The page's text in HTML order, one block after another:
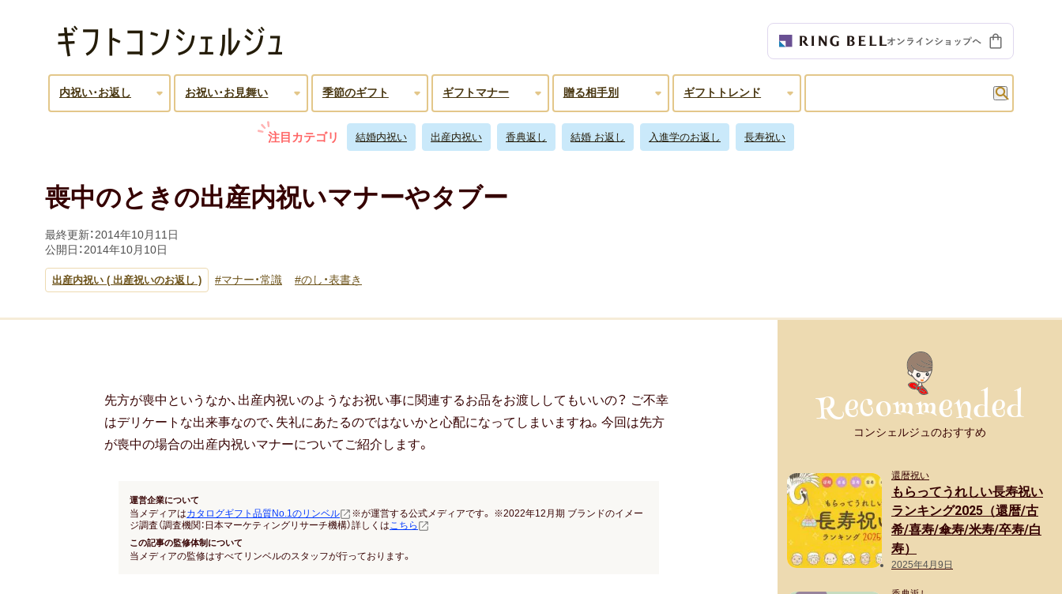
内祝い･お返し お祝い･お見舞い 季節のギフト ギフトマナー 贈る相手別 ギフトトレンド
注目カテゴリ 結婚内祝い 出産内祝い 香典返し 結婚 お返し 入進学のお返し 長寿祝い
喪中のときの出産内祝いマナーやタブー
最終更新：2014年10月11日
公開日：2014年10月10日
出産内祝い ( 出産祝いのお返し ) マナー・常識 のし・表書き
先方が喪中というなか、出産内祝いのようなお祝い事に関連するお品をお渡ししてもいいの？ ご不幸
はデリケートな出来事なので、失礼にあたるのではないかと心配になってしまいますね。今回は先方
が喪中の場合の出産内祝いマナーについてご紹介します。
運営企業について
当メディアはカタログギフト品質No.1のリンベル
※が運営する公式メディアです。 ※2022年12月期 ブランドのイメー
ジ調査（調査機関：日本マーケティングリサーチ機構）詳しくはこちら
この記事の監修体制について
当メディアの監修はすべてリンベルのスタッフが行っております。
コンシェルジュのおすすめ
還暦祝い
もらってうれしい長寿祝い
ランキング2025（還暦/古
希/喜寿/傘寿/米寿/卒寿/白
寿）
2025年4月9日